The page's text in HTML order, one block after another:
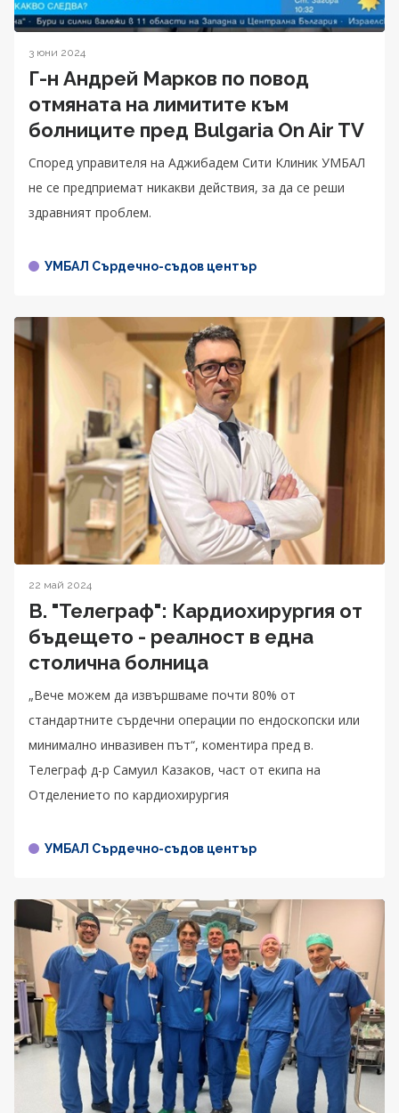
3 юни 2024
Г-н Андрей Марков по повод
отмяната на лимитите към
болниците пред Bulgaria On Air TV
Според управителя на Аджибадем Сити Клиник УМБАЛ
не се предприемат никакви действия, за да се реши
здравният проблем.
УМБАЛ Сърдечно-съдов център
22 май 2024
В. "Телеграф": Кардиохирургия от
бъдещето - реалност в една
столична болница
„Вече можем да извършваме почти 80% от
стандартните сърдечни операции по ендоскопски или
минимално инвазивен път“, коментира пред в.
Телеграф д-р Самуил Казаков, част от екипа на
Отделението по кардиохирургия
УМБАЛ Сърдечно-съдов център